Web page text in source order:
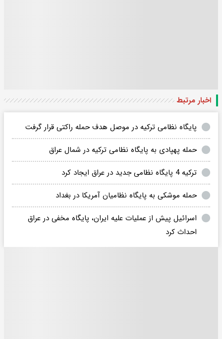
اخبار مرتبط
پایگاه نظامی ترکیه در موصل هدف حمله راکتی قرار گرفت
حمله پهپادی به پایگاه نظامی ترکیه در شمال عراق
ترکیه 4 پایگاه نظامی جدید در عراق ایجاد کرد
حمله موشکی به پایگاه نظامیان آمریکا در بغداد
اسرائیل پیش از عملیات علیه ایران، پایگاه مخفی در عراق
احداث کرد